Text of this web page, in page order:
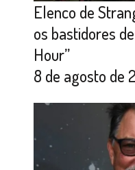
Elenco de
os bastidores
Hour”
8 de agosto de